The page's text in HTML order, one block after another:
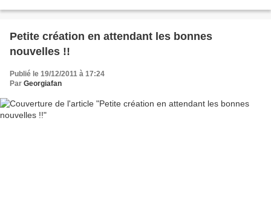
Petite création en attendant les bonnes
nouvelles !!
Publié le 19/12/2011 à 17:24
Par Georgiafan